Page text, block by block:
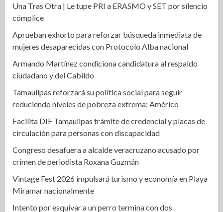
Una Tras Otra | Le tupe PRI a ERASMO y SET por silencio
cómplice
Aprueban exhorto para reforzar búsqueda inmediata de
mujeres desaparecidas con Protocolo Alba nacional
Armando Martínez condiciona candidatura al respaldo
ciudadano y del Cabildo
Tamaulipas reforzará su política social para seguir
reduciendo niveles de pobreza extrema: Américo
Facilita DIF Tamaulipas trámite de credencial y placas de
circulación para personas con discapacidad
Congreso desafuera a alcalde veracruzano acusado por
crimen de periodista Roxana Guzmán
Vintage Fest 2026 impulsará turismo y economía en Playa
Miramar nacionalmente
Intento por esquivar a un perro termina con dos